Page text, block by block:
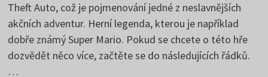
Theft Auto, což je pojmenování jedné z neslavnějších
akčních adventur. Herní legenda, kterou je například
dobře známý Super Mario. Pokud se chcete o této hře
dozvědět něco více, začtěte se do následujících řádků.
…